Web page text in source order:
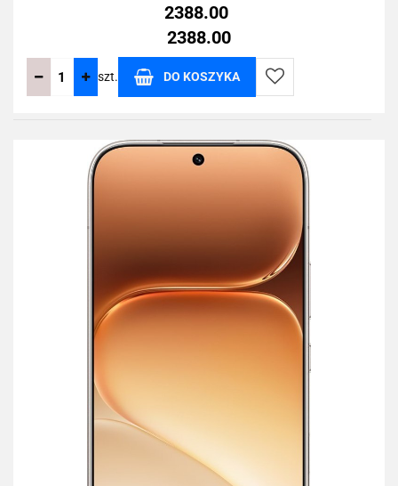
2388.00
2388.00
szt. DO KOSZYKA
Do
przechowalni